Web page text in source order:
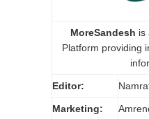
MoreSandesh is
Platform providing
Editor:
Marketing: